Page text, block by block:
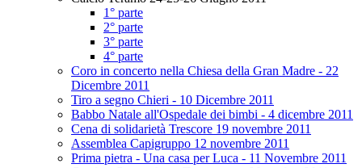
1° parte
2° parte
3° parte
4° parte
Coro in concerto nella Chiesa della Gran Madre - 22
Dicembre 2011
Tiro a segno Chieri - 10 Dicembre 2011
Babbo Natale all'Ospedale dei bimbi - 4 dicembre 2011
Cena di solidarietà Trescore 19 novembre 2011
Assemblea Capigruppo 12 novembre 2011
Prima pietra - Una casa per Luca - 11 Novembre 2011